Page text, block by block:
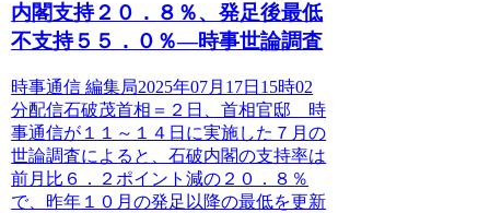
内閣支持２０．８％、発足後最低
不支持５５．０％―時事世論調査
時事通信 編集局2025年07月17日15時02
分配信石破茂首相＝２日、首相官邸 時
事通信が１１～１４日に実施した７月の
世論調査によると、石破内閣の支持率は
前月比６．２ポイント減の２０．８％
で、昨年１０月の発足以降の最低を更新